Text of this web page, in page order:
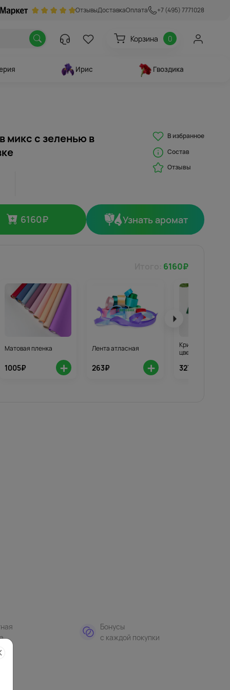
ОтзывыДоставкаОплата +7 (495) 7771028
Корзина 0
Ирис Гвоздика
микс с зеленью в
В избранное
Состав
Отзывы
6160₽ Узнать аромат
6160₽
Матовая пленка
1005₽ +
Лента атласная
263₽ +
Кризал для
цветов 3шт.
327₽
Бонусы
с каждой покупки